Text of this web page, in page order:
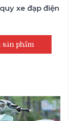
xe đạp điện
sản phẩm